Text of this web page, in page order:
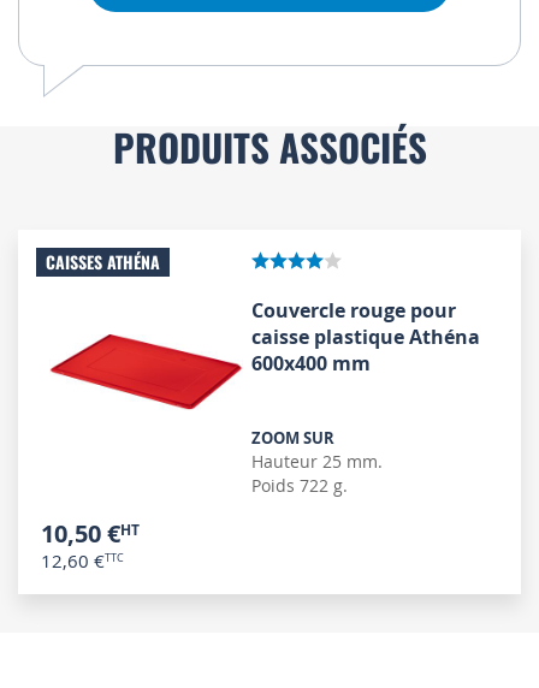
PRODUITS ASSOCIÉS
CAISSES ATHÉNA
Couvercle rouge pour
caisse plastique Athéna
600x400 mm
ZOOM SUR
Hauteur 25 mm.
Poids 722 g.
10,50 €
12,60 €